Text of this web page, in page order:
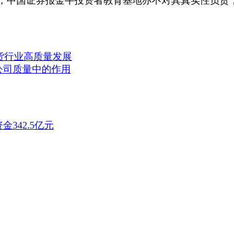
行业高质量发展
质量中的作用
342.5亿元